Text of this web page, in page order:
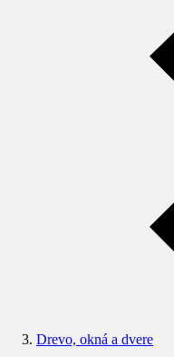
Drevo, okná a dvere